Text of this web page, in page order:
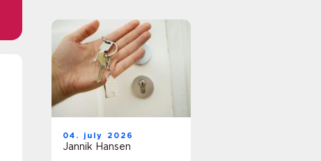
04. july 2026
Jannik Hansen